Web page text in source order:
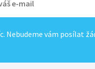
Nebudeme vám posílat